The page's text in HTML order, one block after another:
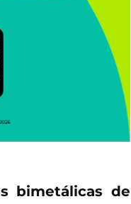
bimetálicas de